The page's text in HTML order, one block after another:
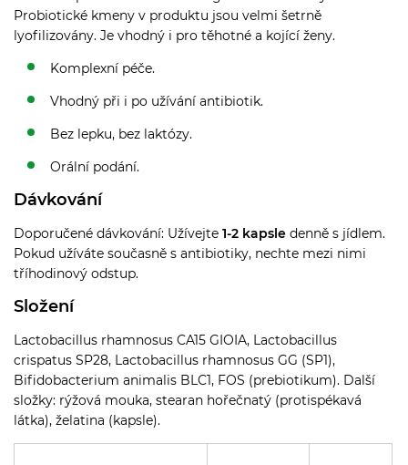
Probiotické kmeny v produktu jsou velmi šetrně
lyofilizovány. Je vhodný i pro těhotné a kojící ženy.
Komplexní péče.
Vhodný při i po užívání antibiotik.
Bez lepku, bez laktózy.
Orální podání.
Dávkování
Doporučené dávkování: Užívejte 1-2 kapsle denně s jídlem.
Pokud užíváte současně s antibiotiky, nechte mezi nimi
tříhodinový odstup.
Složení
Lactobacillus rhamnosus CA15 GIOIA, Lactobacillus
crispatus SP28, Lactobacillus rhamnosus GG (SP1),
Bifidobacterium animalis BLC1, FOS (prebiotikum). Další
složky: rýžová mouka, stearan hořečnatý (protispékavá
látka), želatina (kapsle).